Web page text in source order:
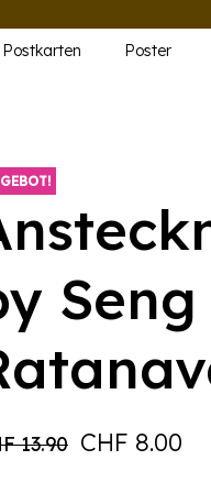
Postkarten Poster
Seng
13.90 CHF 8.00